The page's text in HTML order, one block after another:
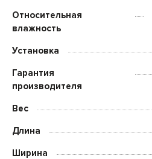
Относительная
влажность
Установка
Гарантия
производителя
Вес
Длина
Ширина